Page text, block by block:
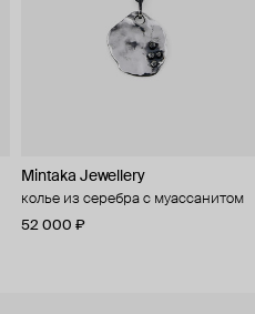
Mintaka Jewellery
колье из серебра с муассанитом
52 000 ₽